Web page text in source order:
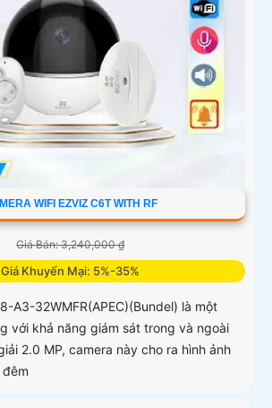
WIFI EZVIZ C6T WITH RF
Giá Bán: 3,240,000 ₫
Giá Khuyến Mại: 5%-35%
A3-32WMFR(APEC)(Bundel) là một
với khả năng giám sát trong và ngoài
2.0 MP, camera này cho ra hình ảnh